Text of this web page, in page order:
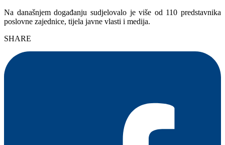
Na današnjem događanju sudjelovalo je više od 110 predstavnika
poslovne zajednice, tijela javne vlasti i medija.
SHARE